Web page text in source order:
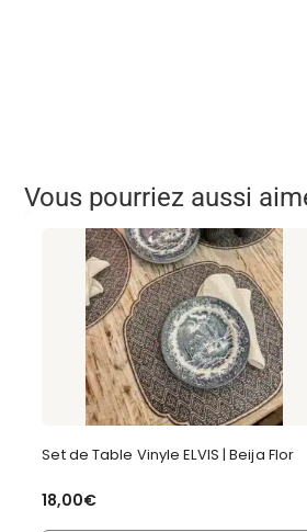
Vous pourriez aussi
Set de Table Vinyle ELVIS | Beija Flor
18,00€